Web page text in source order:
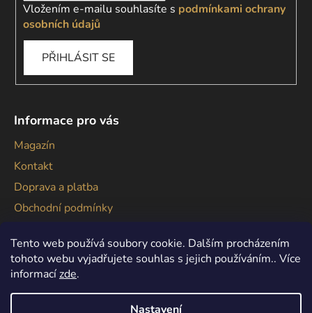
Tento web používá soubory cookie. Dalším procházením
tohoto webu vyjadřujete souhlas s jejich používáním.. Více
informacízde.
Nastavení
Vložením e-mailu souhlasíte s podmínkami ochrany
osobních údajů
PŘIHLÁSIT SE
Informace pro vás
Magazín
Kontakt
Doprava a platba
Obchodní podmínky